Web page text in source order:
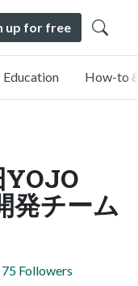
up for free
Education How-to
発チーム
75 Followers